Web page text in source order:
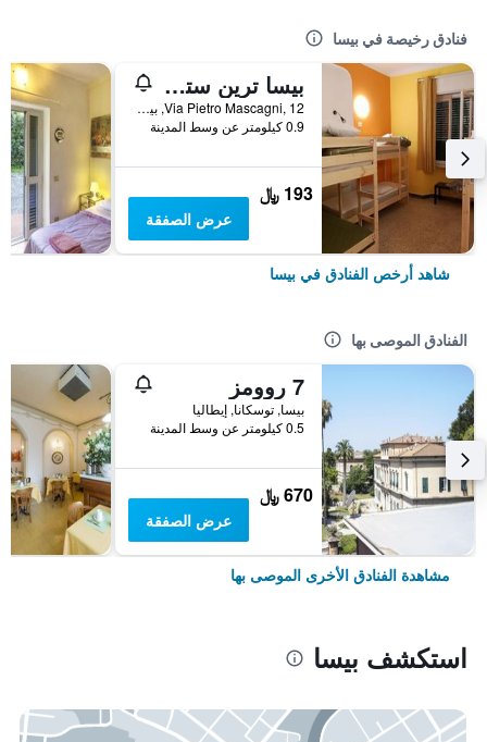
فنادق رخيصة في بيسا
بيسا ترين ستيشن هوستل
Via Pietro Mascagni, 12, بيسا, توسكانا, إيطاليا
0.9 كيلومتر عن وسط المدينة
193 ﷼
عرض الصفقة
شاهد أرخص الفنادق في بيسا
الفنادق الموصى بها
7 روومز
بيسا, توسكانا, إيطاليا
0.5 كيلومتر عن وسط المدينة
670 ﷼
عرض الصفقة
مشاهدة الفنادق الأخرى الموصى بها
استكشف بيسا